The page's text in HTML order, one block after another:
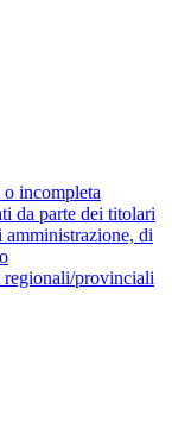
o incompleta
da parte dei titolari
di
provinciali